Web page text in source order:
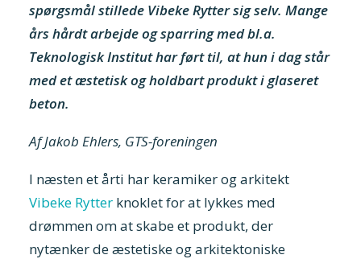
spørgsmål stillede Vibeke Rytter sig selv. Mange
års hårdt arbejde og sparring med bl.a.
Teknologisk Institut har ført til, at hun i dag står
med et æstetisk og holdbart produkt i glaseret
beton.
Af Jakob Ehlers, GTS-foreningen
I næsten et årti har keramiker og arkitekt
Vibeke Rytter knoklet for at lykkes med
drømmen om at skabe et produkt, der
nytænker de æstetiske og arkitektoniske